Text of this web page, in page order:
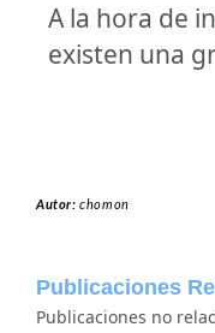
A la hora de
existen una
Autor:chomon
Publicaciones
Publicaciones no